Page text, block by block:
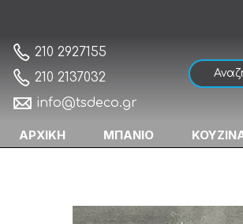
210 2927155
210 2137032
info@tsdeco.gr
ΑΡΧΙΚΗ ΜΠΑΝΙΟ
Drop Ritmo 75 Natural